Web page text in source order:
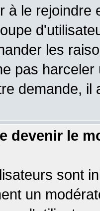
à le rejoindre
les
pas
demande, il
devenir le
sont
un